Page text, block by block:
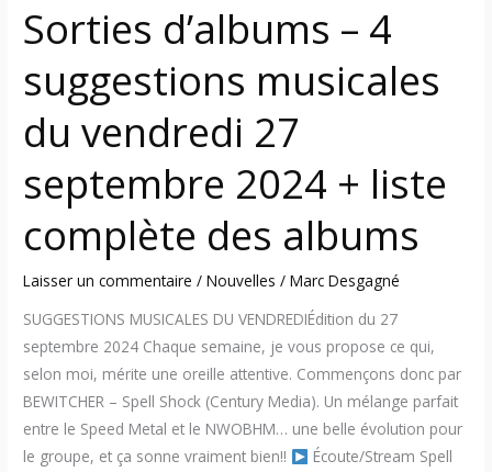
Sorties d’albums – 4
suggestions musicales
du vendredi 27
septembre 2024 + liste
complète des albums
Laisser un commentaire /Nouvelles /Marc Desgagné
SUGGESTIONS MUSICALES DU VENDREDIÉdition du 27
septembre 2024 Chaque semaine, je vous propose ce qui,
selon moi, mérite une oreille attentive. Commençons donc par
BEWITCHER – Spell Shock (Century Media). Un mélange parfait
entre le Speed Metal et le NWOBHM… une belle évolution pour
le groupe, et ça sonne vraiment bien!!
Écoute/Stream Spell